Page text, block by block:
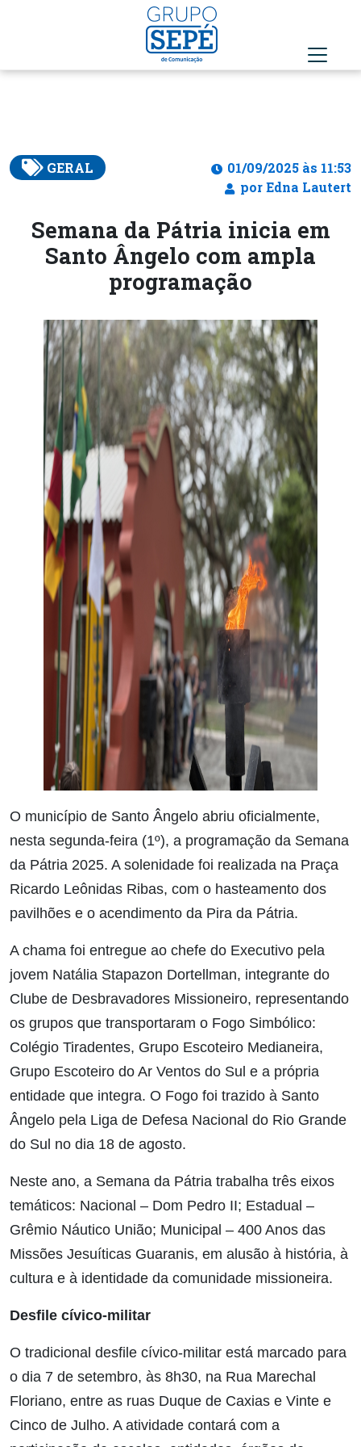
GERAL
01/09/2025 às 11:53
por Edna Lautert
Semana da Pátria inicia em
Santo Ângelo com ampla
programação
O município de Santo Ângelo abriu oficialmente,
nesta segunda-feira (1º), a programação da Semana
da Pátria 2025. A solenidade foi realizada na Praça
Ricardo Leônidas Ribas, com o hasteamento dos
pavilhões e o acendimento da Pira da Pátria.
A chama foi entregue ao chefe do Executivo pela
jovem Natália Stapazon Dortellman, integrante do
Clube de Desbravadores Missioneiro, representando
os grupos que transportaram o Fogo Simbólico:
Colégio Tiradentes, Grupo Escoteiro Medianeira,
Grupo Escoteiro do Ar Ventos do Sul e a própria
entidade que integra. O Fogo foi trazido à Santo
Ângelo pela Liga de Defesa Nacional do Rio Grande
do Sul no dia 18 de agosto.
Neste ano, a Semana da Pátria trabalha três eixos
temáticos: Nacional – Dom Pedro II; Estadual –
Grêmio Náutico União; Municipal – 400 Anos das
Missões Jesuíticas Guaranis, em alusão à história, à
cultura e à identidade da comunidade missioneira.
Desfile cívico-militar
O tradicional desfile cívico-militar está marcado para
o dia 7 de setembro, às 8h30, na Rua Marechal
Floriano, entre as ruas Duque de Caxias e Vinte e
Cinco de Julho. A atividade contará com a